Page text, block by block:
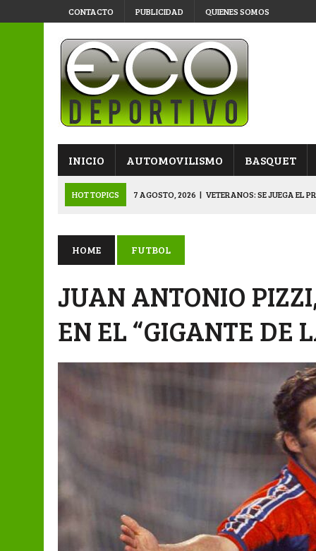
CONTACTO PUBLICIDAD QUIENES SOMOS
INICIO AUTOMOVILISMO BASQUET
HOT TOPICS 7 AGOSTO, 2026 | VETERANOS: SE JUEGA EL
6 AGOSTO, 2026 | SUB 20: TRIUNFO Y CLASIFICACIÓN DE LOS
8 AGOSTO, 2026 | PRIMERA B: EL “GALLITO” Y EL “DECANO”,
HOME FUTBOL
JUAN ANTONIO
EN EL “GIGANTE DE